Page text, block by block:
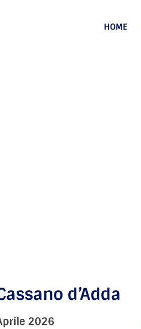
HOME
d’Adda
2026